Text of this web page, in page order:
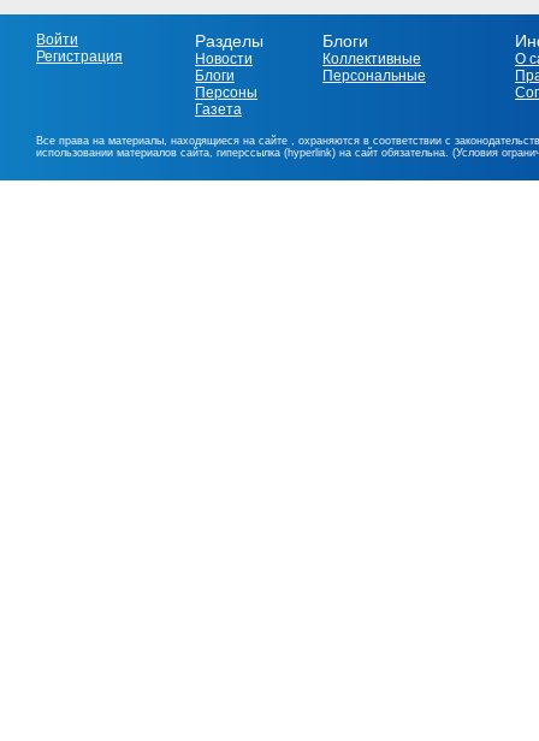
Войти
Регистрация
Разделы
Новости
Блоги
Персоны
Газета
Блоги
Коллективные
Персональные
О
Все права на материалы, находящиеся на сайте , охраняются в соответствии с
использовании материалов сайта, гиперссылка (hyperlink) на сайт обязательна. (Условия